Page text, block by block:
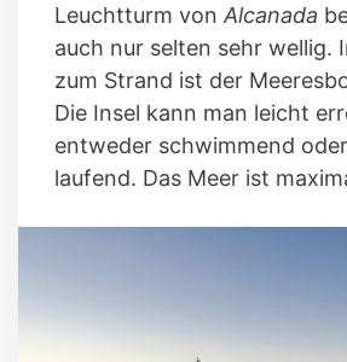
Leuchtturm von Alcanada
auch nur selten sehr wellig.
zum Strand ist der
Die Insel kann man leicht
entweder schwimmend
laufend. Das Meer ist